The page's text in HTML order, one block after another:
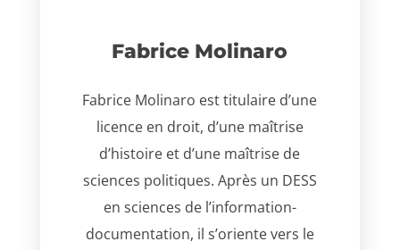
Fabrice Molinaro
Fabrice Molinaro est titulaire d’une
licence en droit, d’une maîtrise
d’histoire et d’une maîtrise de
sciences politiques. Après un DESS
en sciences de l’information-
documentation, il s’oriente vers le